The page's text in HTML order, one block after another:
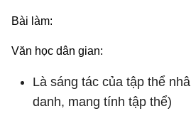
Bài làm:
Văn học dân gian:
Là sáng tác của tập thể
danh, mang tính tập thể)